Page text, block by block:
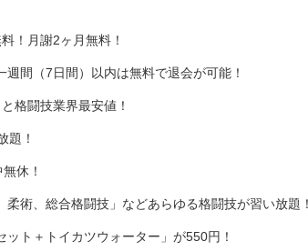
！月謝2ヶ月無料！
間（7日間）以内は無料で退会が可能！
格闘技業界最安値！
題！
休！
術、総合格闘技」などあらゆる格闘技が習い放題！
ト＋トイカツウォーター」が550円！